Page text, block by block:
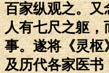
百家纵观之。又
人有七尺之躯，
事。遂将《灵枢
及历代各家医书